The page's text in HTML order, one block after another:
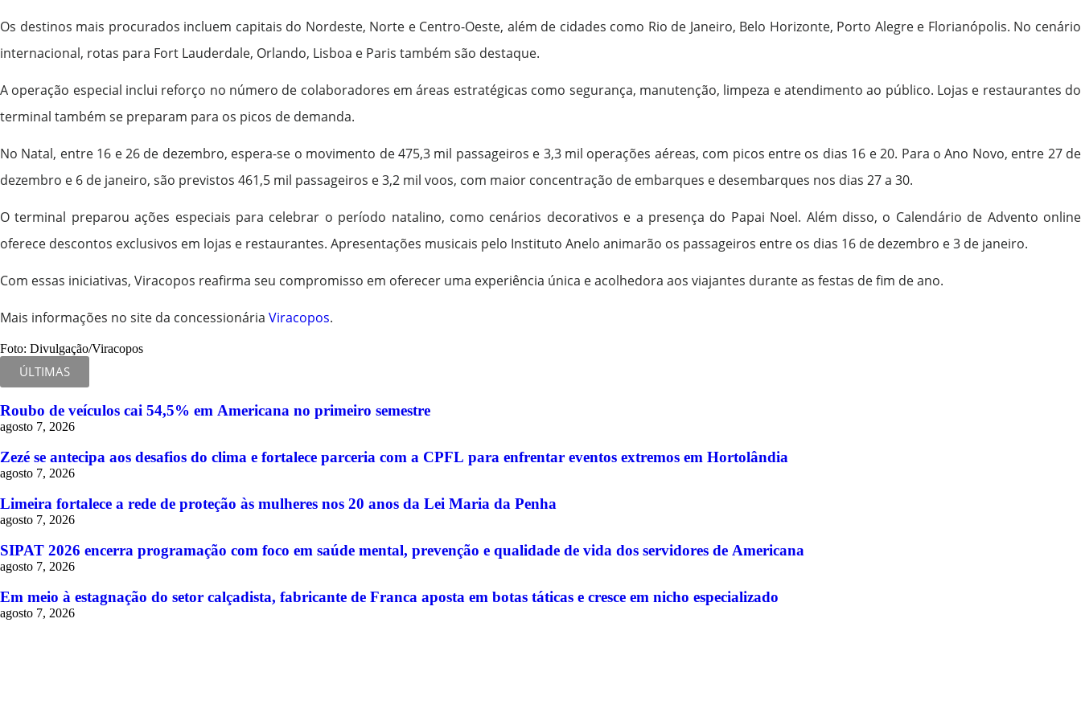
Os destinos mais procurados incluem capitais do Nordeste, Norte e Centro-Oeste, além de cidades como Rio de Janeiro, Belo Horizonte, Porto Alegre e Florianópolis. No cenário
internacional, rotas para Fort Lauderdale, Orlando, Lisboa e Paris também são destaque.
A operação especial inclui reforço no número de colaboradores em áreas estratégicas como segurança, manutenção, limpeza e atendimento ao público. Lojas e restaurantes do
terminal também se preparam para os picos de demanda.
No Natal, entre 16 e 26 de dezembro, espera-se o movimento de 475,3 mil passageiros e 3,3 mil operações aéreas, com picos entre os dias 16 e 20. Para o Ano Novo, entre 27 de
dezembro e 6 de janeiro, são previstos 461,5 mil passageiros e 3,2 mil voos, com maior concentração de embarques e desembarques nos dias 27 a 30.
O terminal preparou ações especiais para celebrar o período natalino, como cenários decorativos e a presença do Papai Noel. Além disso, o Calendário de Advento online
oferece descontos exclusivos em lojas e restaurantes. Apresentações musicais pelo Instituto Anelo animarão os passageiros entre os dias 16 de dezembro e 3 de janeiro.
Com essas iniciativas, Viracopos reafirma seu compromisso em oferecer uma experiência única e acolhedora aos viajantes durante as festas de fim de ano.
Mais informações no site da concessionária Viracopos.
Foto: Divulgação/Viracopos
ÚLTIMAS
Roubo de veículos cai 54,5% em Americana no primeiro semestre
agosto 7, 2026
Zezé se antecipa aos desafios do clima e fortalece parceria com a CPFL para enfrentar eventos extremos em Hortolândia
agosto 7, 2026
Limeira fortalece a rede de proteção às mulheres nos 20 anos da Lei Maria da Penha
agosto 7, 2026
SIPAT 2026 encerra programação com foco em saúde mental, prevenção e qualidade de vida dos servidores de Americana
agosto 7, 2026
Em meio à estagnação do setor calçadista, fabricante de Franca aposta em botas táticas e cresce em nicho especializado
agosto 7, 2026